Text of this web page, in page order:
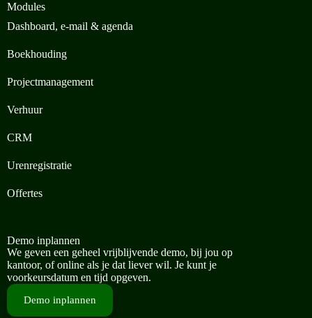
Modules
Dashboard, e-mail & agenda
Boekhouding
Projectmanagement
Verhuur
CRM
Urenregistratie
Offertes
Demo inplannen
We geven een geheel vrijblijvende demo, bij jou op
kantoor, of online als je dat liever wil. Je kunt je
voorkeursdatum en tijd opgeven.
Demo inplannen